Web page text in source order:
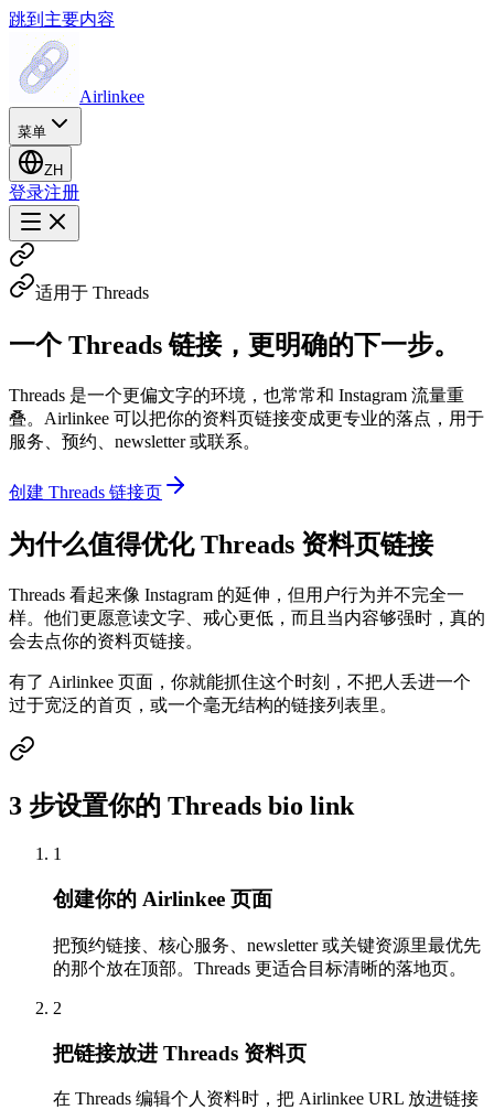
跳到主要内容
Airlinkee
菜单
ZH
登录注册
适用于 Threads
一个 Threads 链接，更明确的下一步。
Threads 是一个更偏文字的环境，也常常和 Instagram 流量重
叠。Airlinkee 可以把你的资料页链接变成更专业的落点，用于
服务、预约、newsletter 或联系。
创建 Threads 链接页
为什么值得优化 Threads 资料页链接
Threads 看起来像 Instagram 的延伸，但用户行为并不完全一
样。他们更愿意读文字、戒心更低，而且当内容够强时，真的
会去点你的资料页链接。
有了 Airlinkee 页面，你就能抓住这个时刻，不把人丢进一个
过于宽泛的首页，或一个毫无结构的链接列表里。
3 步设置你的 Threads bio link
1
创建你的 Airlinkee 页面
把预约链接、核心服务、newsletter 或关键资源里最优先
的那个放在顶部。Threads 更适合目标清晰的落地页。
2
把链接放进 Threads 资料页
在 Threads 编辑个人资料时，把 Airlinkee URL 放进链接